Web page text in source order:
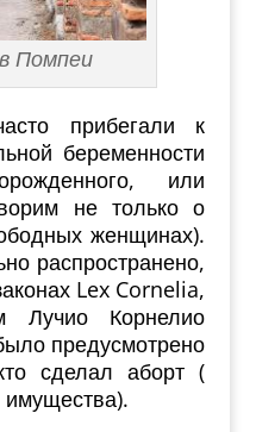
Помпеи
прибегали к
беременности
или
не только о
женщинах).
распространено,
Lex Cornelia,
Лучио Корнелио
предусмотрено
сделал аборт (